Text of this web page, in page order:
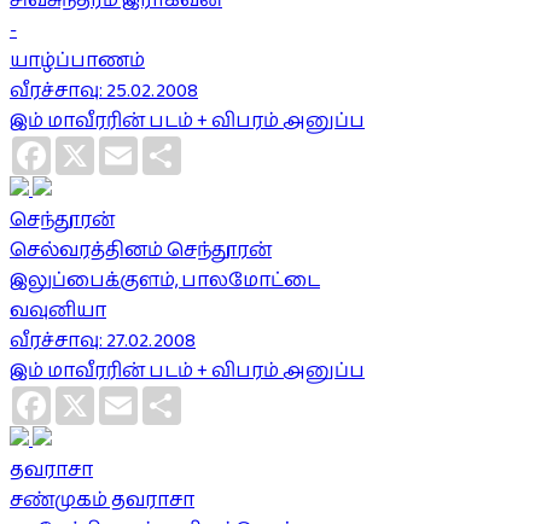
-
யாழ்ப்பாணம்
வீரச்சாவு: 25.02.2008
இம் மாவீரரின் படம் + விபரம் அனுப்ப
Facebook
X Email
செந்தூரன்
செல்வரத்தினம் செந்தூரன்
இலுப்பைக்குளம், பாலமோட்டை
வவுனியா
வீரச்சாவு: 27.02.2008
இம் மாவீரரின் படம் + விபரம் அனுப்ப
Facebook
X Email
தவராசா
சண்முகம் தவராசா